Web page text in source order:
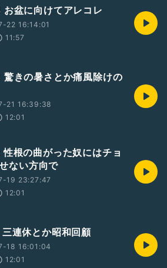
盆に向けてアレコレ
22 16:14:01
11:57
きの暑さとか痛風除けの
21 16:39:38
12:01
根の曲がった奴にはチョ
ない方向で
19 23:27:47
12:01
連休とか昭和回顧
18 16:01:04
12:01